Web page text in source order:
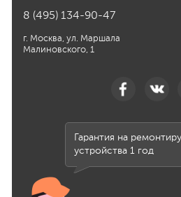
8 (495) 134-90-47
г. Москва, ул. Маршала
Малиновского, 1
Гарантия на
устройства 1 год